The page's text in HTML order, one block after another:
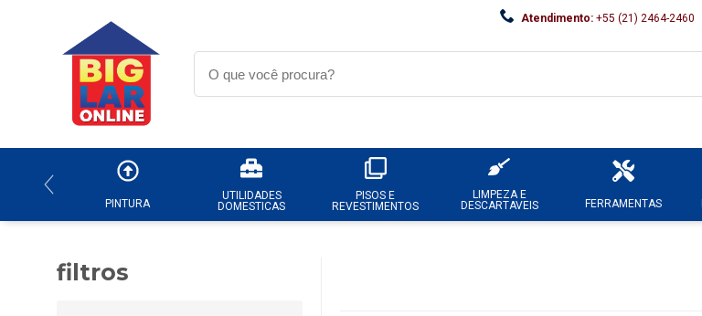
Atendimento: +55 (21) 2464-2460
PINTURA
UTILIDADES
DOMESTICAS
PISOS E
REVESTIMENTOS
LIMPEZA E
DESCARTAVEIS
FERRAMENTAS
filtros